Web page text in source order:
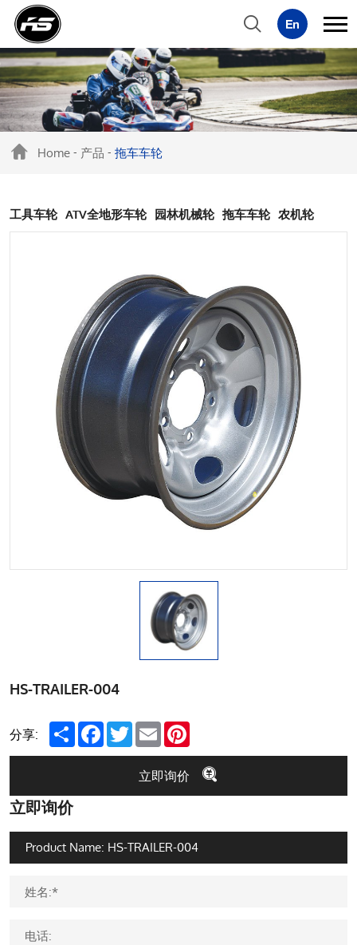
Home - 产品 - 拖车车轮
工具车轮 ATV全地形车轮 园林机械轮 拖车车轮 农机轮
HS-TRAILER-004
分享: Share FacebookTwitterEmail
立即询价
立即询价
姓名:*
电话: